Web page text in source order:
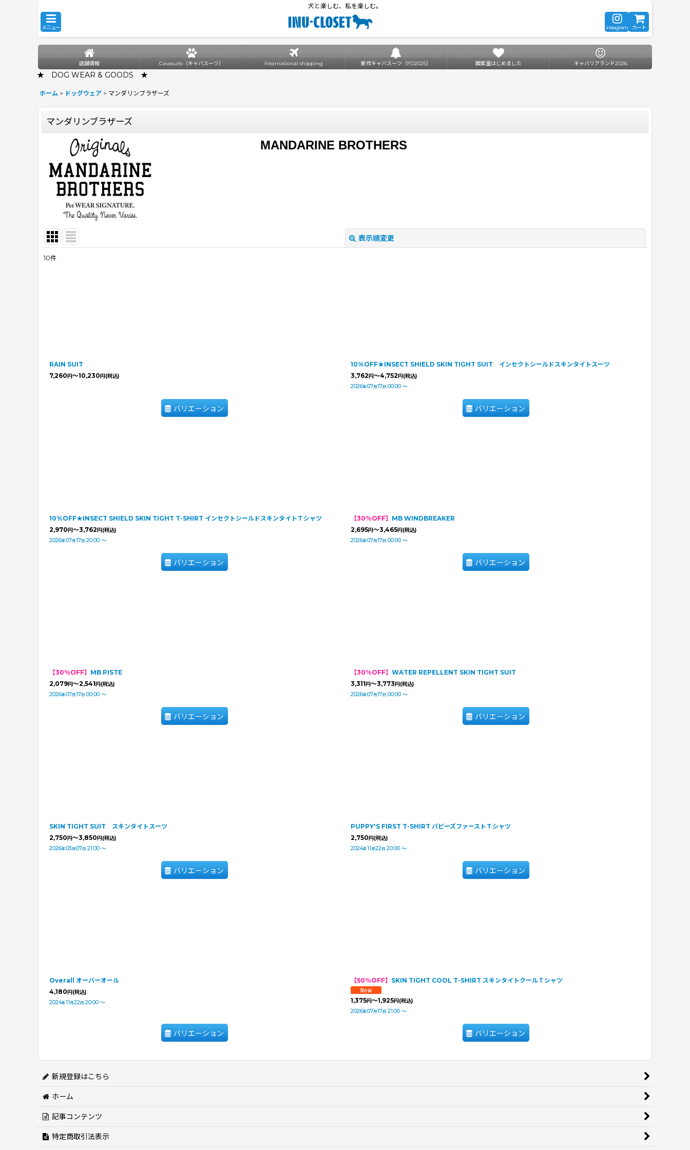
犬と楽しむ、私を楽しむ。
メニュー instagram カート
店舗情報 Cavasuits（キャバスーツ） International shipping 新作キャバスーツ（FD2025） 酸素室はじめました キャバリアランド2026
★ DOG WEAR & GOODS ★
ホーム > ドッグウェア > マンダリンブラザーズ
マンダリンブラザーズ
MANDARINE BROTHERS
表示順変更
10件
RAIN SUIT
7,260円～10,230円(税込)
バリエーション
10%OFF★INSECT SHIELD SKIN TIGHT SUIT インセクトシールドスキンタイトスーツ
3,762円～4,752円(税込)
2026年07月17日 00:00 ～
バリエーション
10%OFF★INSECT SHIELD SKIN TIGHT T-SHIRT インセクトシールドスキンタイトＴシャツ
2,970円～3,762円(税込)
2026年07月17日 20:00 ～
バリエーション
【30％OFF】 MB WINDBREAKER
2,695円～3,465円(税込)
2026年07月17日 00:00 ～
バリエーション
【30％OFF】 MB PISTE
2,079円～2,541円(税込)
2026年07月17日 00:00 ～
バリエーション
【30％OFF】 WATER REPELLENT SKIN TIGHT SUIT
3,311円～3,773円(税込)
2026年07月17日 00:00 ～
バリエーション
SKIN TIGHT SUIT スキンタイトスーツ
2,750円～3,850円(税込)
2026年03月07日 21:00 ～
バリエーション
PUPPY'S FIRST T-SHIRT パピーズファーストＴシャツ
2,750円(税込)
2024年11月22日 20:00 ～
バリエーション
Overall オーバーオール
4,180円(税込)
2024年11月22日 20:00 ～
バリエーション
【50％OFF】 SKIN TIGHT COOL T-SHIRT スキンタイトクールＴシャツ
1,375円～1,925円 (税込)
2026年07月17日 21:00 ～
バリエーション
新規登録はこちら
ホーム
記事コンテンツ
特定商取引法表示